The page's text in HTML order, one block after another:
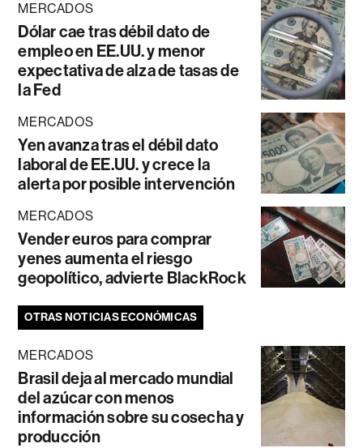
MERCADOS
Dólar cae tras débil dato de
empleo en EE.UU. y menor
expectativa de alza de tasas de
la Fed
MERCADOS
Yen avanza tras el débil dato
laboral de EE.UU. y crece la
alerta por posible intervención
MERCADOS
Vender euros para comprar
yenes aumenta el riesgo
geopolítico, advierte BlackRock
OTRAS NOTICIAS ECONÓMICAS
MERCADOS
Brasil deja al mercado mundial
del azúcar con menos
información sobre su cosecha y
producción